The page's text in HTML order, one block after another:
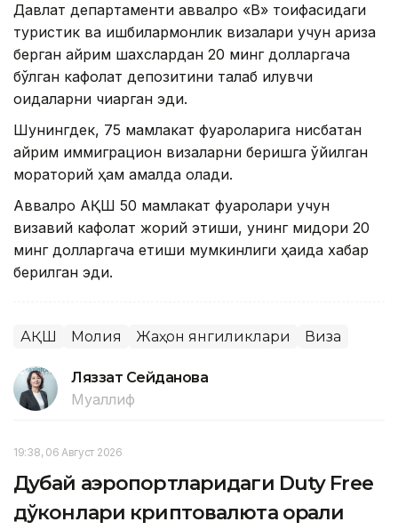
Давлат департаменти аввалроқ «B» тоифасидаги
туристик ва ишбилармонлик визалари учун ариза
берган айрим шахслардан 20 минг долларгача
бўлган кафолат депозитини талаб қилувчи
қоидаларни чиқарган эди.
Шунингдек, 75 мамлакат фуқароларига нисбатан
айрим иммиграцион визаларни беришга қўйилган
мораторий ҳам амалда қолади.
Аввалроқ АҚШ 50 мамлакат фуқаролари учун
визавий кафолат жорий этиши, унинг миқдори 20
минг долларгача етиши мумкинлиги ҳақида хабар
берилган эди.
АҚШ Молия Жаҳон янгиликлари Виза
Ляззат Сейданова
Муаллиф
19:38, 06 Август 2026
Дубай аэропортларидаги Duty Free
дўконлари криптовалюта орқали